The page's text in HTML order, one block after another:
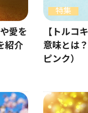
愛を
紹介
特集
【トルコ
意味とは
ピンク）